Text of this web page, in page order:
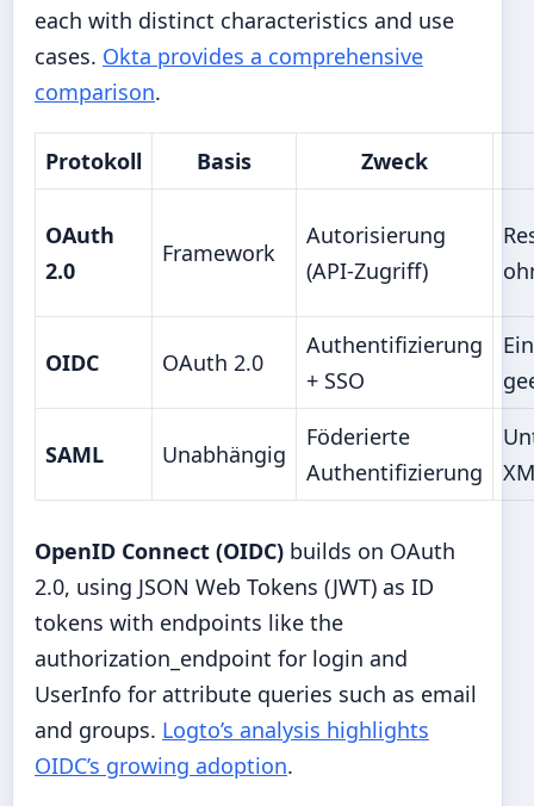
each with distinct characteristics and use
cases. Okta provides a comprehensive
comparison.
Protokoll Basis Zweck
OAuth
2.0
Framework
Autorisierung
(API-Zugriff)
OIDC OAuth 2.0
Authentifizierung
+ SSO
SAML Unabhängig
Föderierte
Authentifizierung
OpenID Connect (OIDC) builds on OAuth
2.0, using JSON Web Tokens (JWT) as ID
tokens with endpoints like the
authorization_endpoint for login and
UserInfo for attribute queries such as email
and groups. Logto’s analysis highlights
OIDC’s growing adoption.